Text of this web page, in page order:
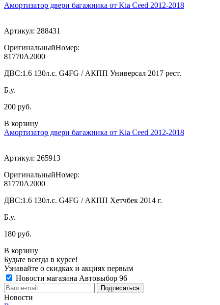
Амортизатор двери багажника от Kia Ceed 2012-2018
Артикул: 288431
ОригинальныйНомер:
81770A2000
ДВС:1.6 130л.с. G4FG / АКПП Универсал 2017 рест.
Б.у.
200 руб.
В корзину
Амортизатор двери багажника от Kia Ceed 2012-2018
Артикул: 265913
ОригинальныйНомер:
81770A2000
ДВС:1.6 130л.с. G4FG / АКПП Хетчбек 2014 г.
Б.у.
180 руб.
В корзину
Будьте всегда в курсе!
Узнавайте о скидках и акциях первым
Новости магазина Автовыбор 96
Новости